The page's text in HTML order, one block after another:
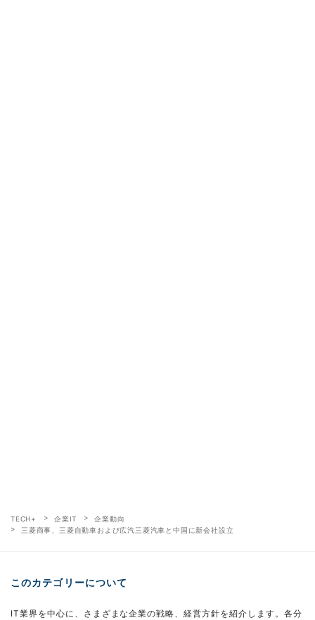
TECH+ 企業IT
企業動向
三菱商事、三菱自動車および広汽三菱汽車と中国に新会社設立
このカテゴリーについて
IT業界を中心に、さまざまな企業の戦略、経営方針を紹介します。各分